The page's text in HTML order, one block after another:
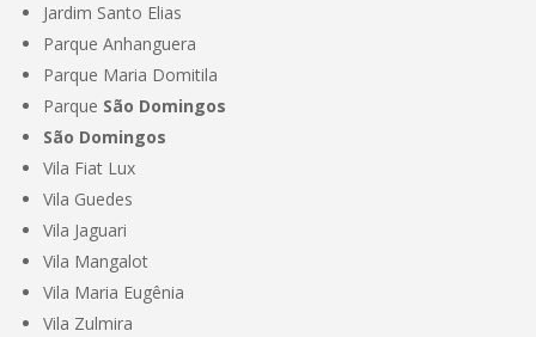
Jardim Santo Elias
Parque Anhanguera
Parque Maria Domitila
Parque São Domingos
São Domingos
Vila Fiat Lux
Vila Guedes
Vila Jaguari
Vila Mangalot
Vila Maria Eugênia
Vila Zulmira